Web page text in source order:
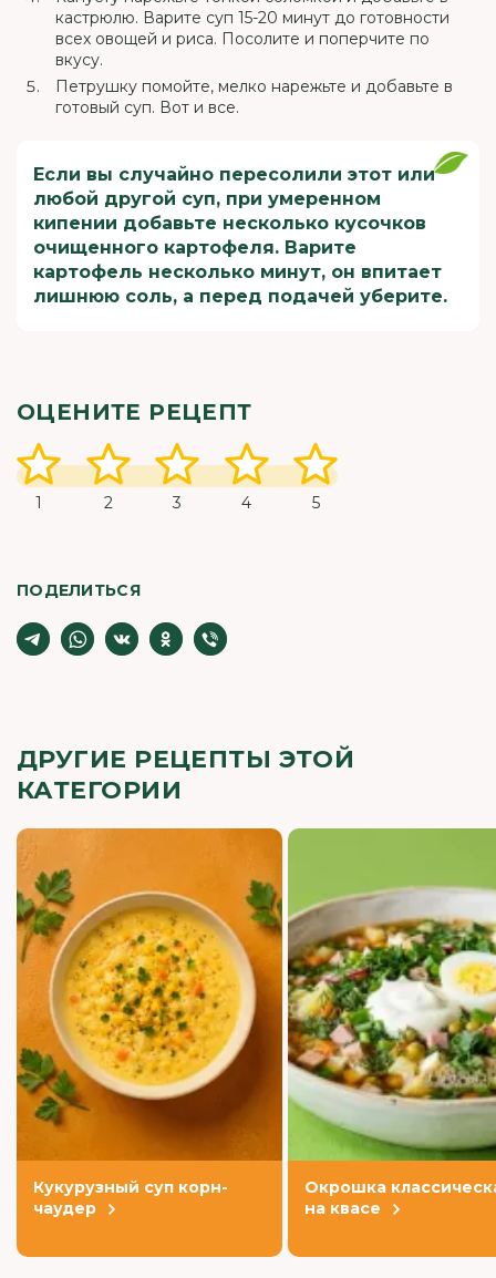
кастрюлю. Варите суп 15-20 минут до готовности
всех овощей и риса. Посолите и поперчите по
вкусу.
Петрушку помойте, мелко нарежьте и добавьте в
готовый суп. Вот и все.
Если вы случайно пересолили этот или
любой другой суп, при умеренном
кипении добавьте несколько кусочков
очищенного картофеля. Варите
картофель несколько минут, он впитает
лишнюю соль, а перед подачей уберите.
ОЦЕНИТЕ РЕЦЕПТ
1 2 3 4 5
ПОДЕЛИТЬСЯ
ДРУГИЕ РЕЦЕПТЫ ЭТОЙ
КАТЕГОРИИ
Кукурузный суп корн-
чаудер
Окрошка
на квасе